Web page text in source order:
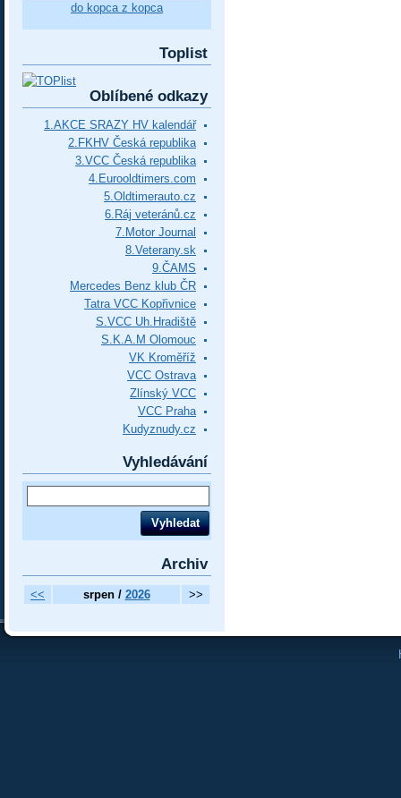
do kopca z kopca
Toplist
Oblíbené odkazy
1.AKCE SRAZY HV kalendář
2.FKHV Česká republika
3.VCC Česká republika
4.Eurooldtimers.com
5.Oldtimerauto.cz
6.Ráj veteránů.cz
7.Motor Journal
8.Veterany.sk
9.ČAMS
Mercedes Benz klub ČR
Tatra VCC Kopřivnice
S.VCC Uh.Hradiště
S.K.A.M Olomouc
VK Kroměříž
VCC Ostrava
Zlínský VCC
VCC Praha
Kudyznudy.cz
Vyhledávání
Archiv
<< srpen / 2026 >>